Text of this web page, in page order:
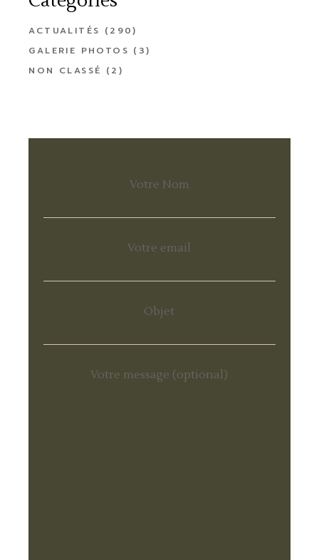
ACTUALITÉS (290)
GALERIE PHOTOS (3)
NON CLASSÉ (2)
Votre Nom
Votre email
Objet
Votre message (optional)